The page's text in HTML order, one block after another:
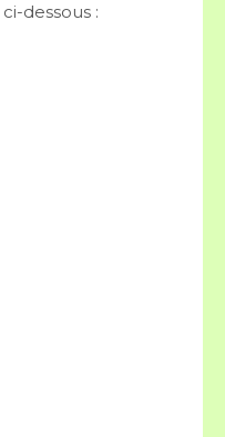
dessous :